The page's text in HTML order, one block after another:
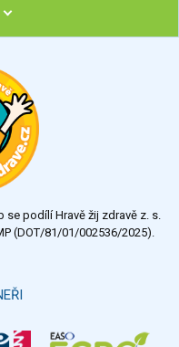
v kurzech STOBu
si odborníka STOBu ve
Všechny ankety
se podílí Hravě žij zdravě z. s.
(DOT/81/01/002536/2025).